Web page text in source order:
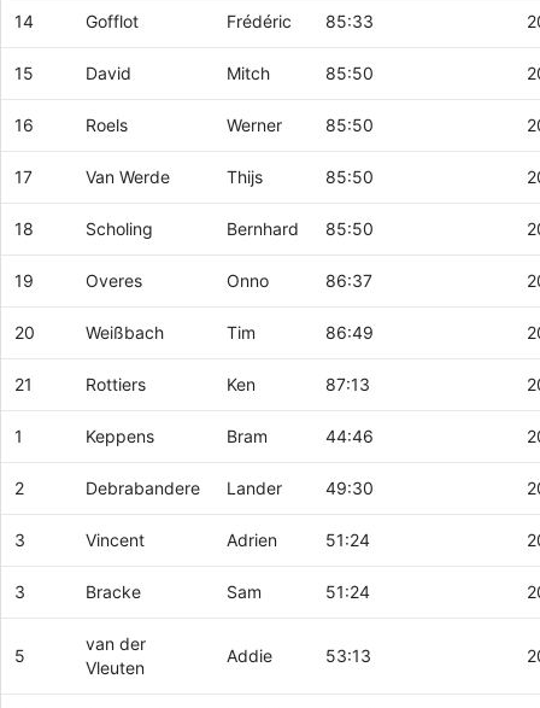
14 Gofflot Frédéric 85:33
15 David Mitch 85:50
16 Roels Werner 85:50
17 Van Werde Thijs 85:50
18 Scholing Bernhard 85:50
19 Overes Onno 86:37
20 Weißbach Tim 86:49
21 Rottiers Ken 87:13
1 Keppens Bram 44:46
2 Debrabandere Lander 49:30
3 Vincent Adrien 51:24
3 Bracke Sam 51:24
5
van der
Vleuten
Addie 53:13